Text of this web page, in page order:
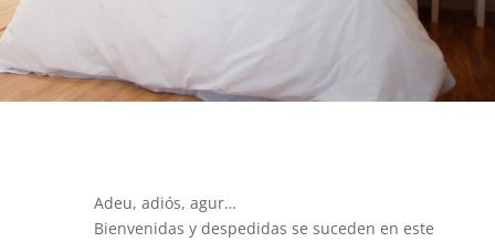
Adeu, adiós, agur…
Bienvenidas y despedidas se suceden en este